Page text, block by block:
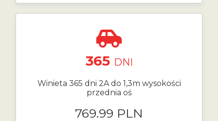
365 DNI
Winieta 365 dni 2A do 1,3m wysokości
przednia oś
769.99 PLN